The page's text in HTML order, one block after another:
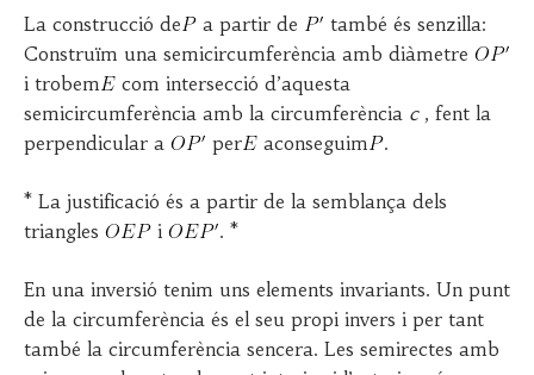
La construcció de a partir de
també és senzilla:
Construïm una semicircumferència amb diàmetre
i trobem
com intersecció d’aquesta
semicircumferència amb la circumferència c , fent la
perpendicular a
per aconseguim .
* La justificació és a partir de la semblança dels
triangles
i . *
En una inversió tenim uns elements invariants. Un punt
de la circumferència és el seu propi invers i per tant
també la circumferència sencera. Les semirectes amb